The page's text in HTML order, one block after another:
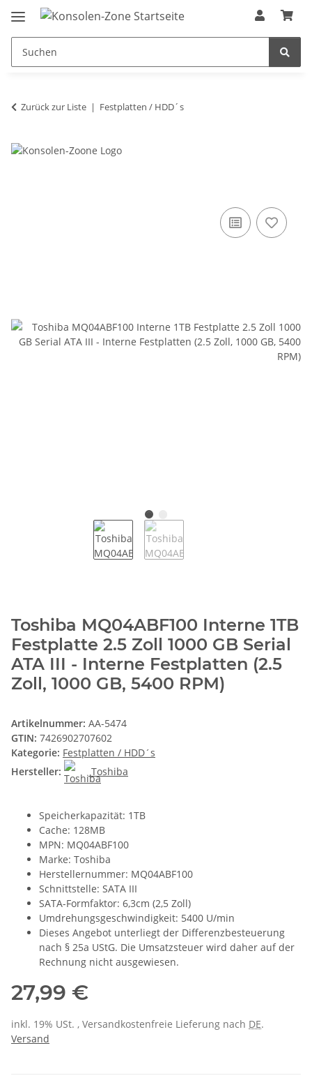
Zurück zur Liste Festplatten / HDD´s
Toshiba MQ04ABF100 Interne 1TB
Festplatte 2.5 Zoll 1000 GB Serial
ATA III - Interne Festplatten (2.5
Zoll, 1000 GB, 5400 RPM)
Artikelnummer: AA-5474
GTIN: 7426902707602
Kategorie: Festplatten / HDD´s
Hersteller:
Toshiba
Speicherkapazität: 1TB
Cache: 128MB
MPN: MQ04ABF100
Marke: Toshiba
Herstellernummer: MQ04ABF100
Schnittstelle: SATA III
SATA-Formfaktor: 6,3cm (2,5 Zoll)
Umdrehungsgeschwindigkeit: 5400 U/min
Dieses Angebot unterliegt der Differenzbesteuerung
nach § 25a UStG. Die Umsatzsteuer wird daher auf der
Rechnung nicht ausgewiesen.
27,99 €
inkl. 19% USt. , Versandkostenfreie Lieferung nach DE.
Versand